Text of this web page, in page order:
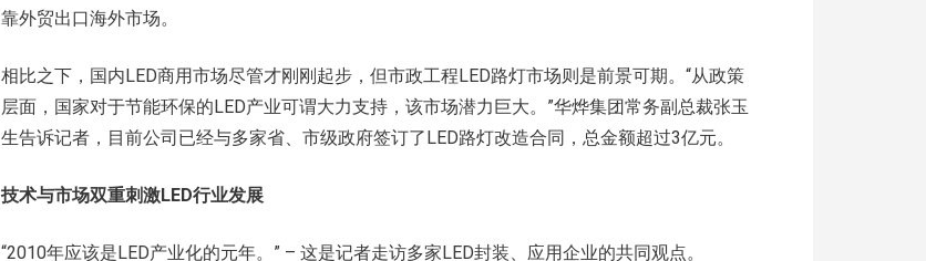
靠外贸出口海外市场。
相比之下，国内LED商用市场尽管才刚刚起步，但市政工程LED路灯市场则是前景可期。“从政策
层面，国家对于节能环保的LED产业可谓大力支持，该市场潜力巨大。”华烨集团常务副总裁张玉
生告诉记者，目前公司已经与多家省、市级政府签订了LED路灯改造合同，总金额超过3亿元。
技术与市场双重刺激LED行业发展
“2010年应该是LED产业化的元年。” – 这是记者走访多家LED封装、应用企业的共同观点。